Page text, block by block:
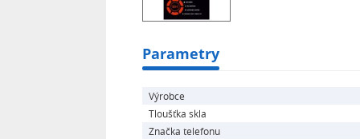
Parametry
Výrobce
Tloušťka skla
Značka telefonu